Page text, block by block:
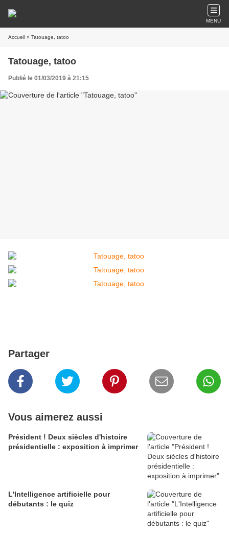
MENU
Accueil » Tatouage, tatoo
Tatouage, tatoo
Publié le 01/03/2019 à 21:15
Partager
Vous aimerez aussi
Président ! Deux siècles d'histoire
présidentielle : exposition à imprimer
L'Intelligence artificielle pour
débutants : le quiz